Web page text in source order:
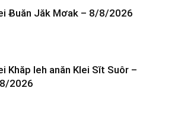
Ƀuăn Jăk Mơak – 8/8/2026
Khăp leh anăn Klei Sĭt Suôr –
2026